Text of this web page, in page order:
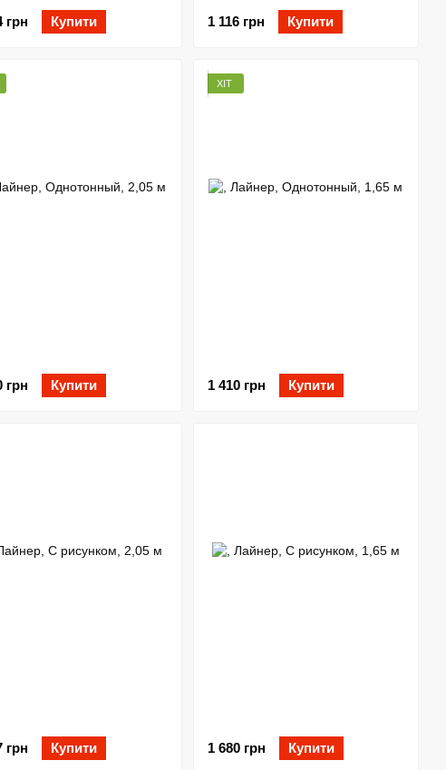
грн Купити 1 116 грн Купити
грн Купити
ХІТ
1 410 грн Купити
грн Купити 1 680 грн Купити